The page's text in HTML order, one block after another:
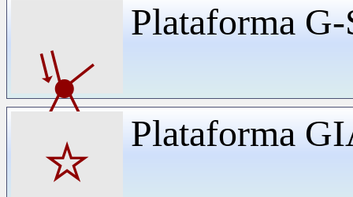
⏧
Plataforma
⭐ Plataforma